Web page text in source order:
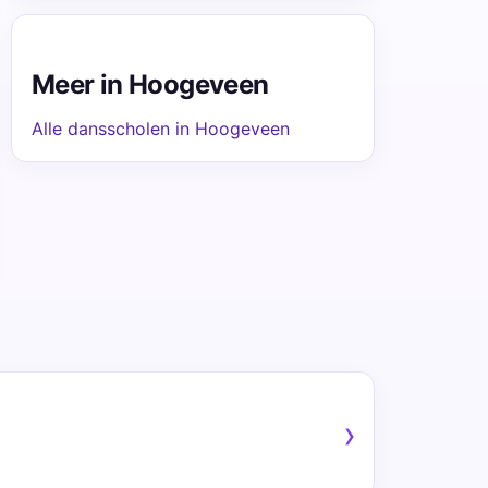
Meer in Hoogeveen
Alle dansscholen in Hoogeveen